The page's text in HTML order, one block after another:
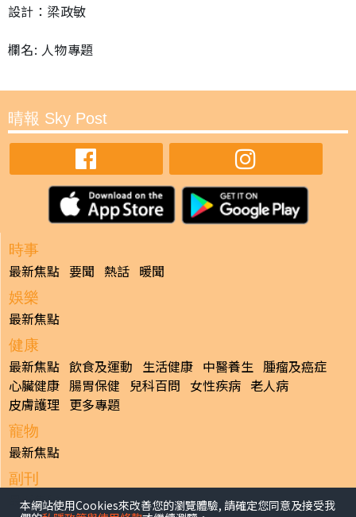
設計：梁政敏
欄名: 人物專題
晴報 Sky Post
時事
最新焦點 要聞 熱話 暖聞
娛樂
最新焦點
健康
最新焦點 飲食及運動 生活健康 中醫養生 腫瘤及癌症
心臟健康 腸胃保健 兒科百問 女性疾病 老人病
皮膚護理 更多專題
寵物
最新焦點
副刊
最新焦點
本網站使用Cookies來改善您的瀏覽體驗, 請確定您同意及接受我